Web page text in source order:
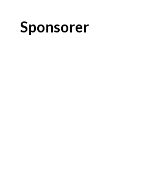
Sponsorer